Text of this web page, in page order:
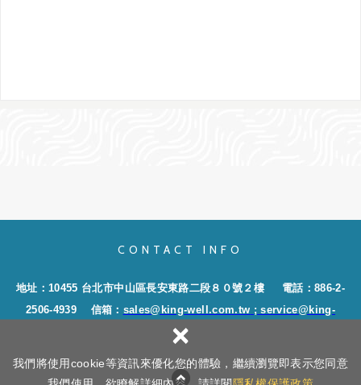
我們將使用cookie等資訊來優化您的體驗，繼續瀏覽即表示您同意
×
CONTACT INFO
地址：10455 台北市中山區長安東路二段８０號２樓
電話：886-2-
2506-4939 信箱： sales@king-well.com.tw ; service@king-
well.com.tw
Copyright © 慶威集運有限公司All Rights Reserved. 隱私權政策